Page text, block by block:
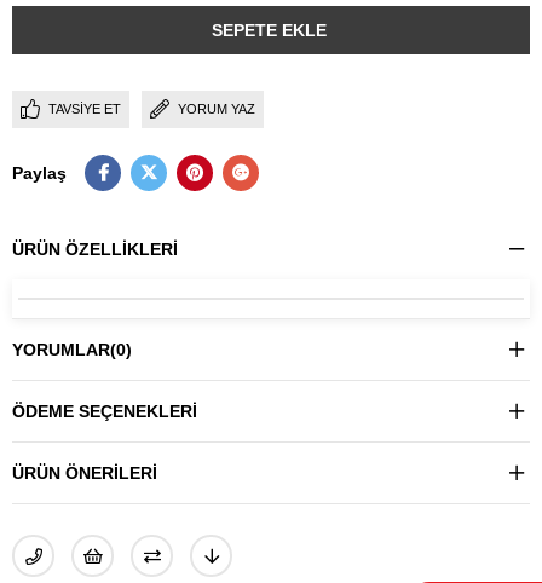
TAVSIYE ET YORUM YAZ
Paylaş
ÜRÜN ÖZELLIKLERI
YORUMLAR(0)
ÖDEME SEÇENEKLERI
ÜRÜN ÖNERILERI